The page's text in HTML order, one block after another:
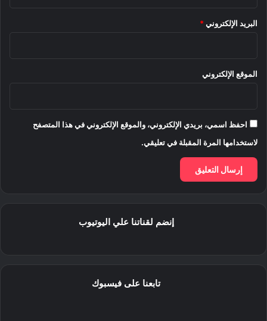
البريد الإلكتروني *
الموقع الإلكتروني
احفظ اسمي، بريدي الإلكتروني، والموقع الإلكتروني في هذا المتصفح
لاستخدامها المرة المقبلة في تعليقي.
إنضم لقناتنا علي اليوتيوب
تابعنا على فيسبوك